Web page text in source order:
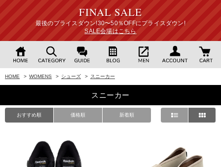
FINAL SALE
最後のプライスダウン!30〜50％OFFにプライスダウン!
SALE会場はこちら
HOME > WOMENS > シューズ > スニーカー
スニーカー
おすすめ順 価格順 新着順